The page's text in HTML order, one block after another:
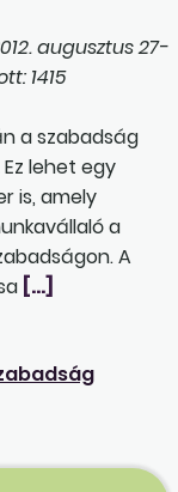
augusztus 27-
1415
a szabadság
lehet egy
is, amely
a
A
[…]